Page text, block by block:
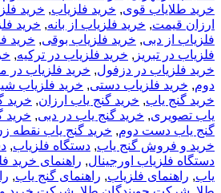
خرید طلایاب قوی, خرید فلزیاب, خرید
ارزان قیمت, خرید فلزیاب از بانه, خرید
فلزیاب از دبی, خرید فلزیاب بوقی, خرید
فلزیاب در تبریز , خرید فلزیاب در ترکیه,
خرید فلزیاب در دزفول, خرید فلزیاب در
دوم, خرید فلزیاب دستی, خرید فلزیاب
خرید گنج یاب, خرید گنج یاب ارزان, خرید
یاب تصویری, خرید گنج یاب در دبی, خرید
گنج یاب دست دوم, خرید گنج یاب نقطه
خرید و فروش گنج یاب, دستگاه فلزیاب,
دستگاه فلزیاب اورجینال, راهنمای خرید
یاب, راهنمای فلزیاب, راهنمای گنج یاب,